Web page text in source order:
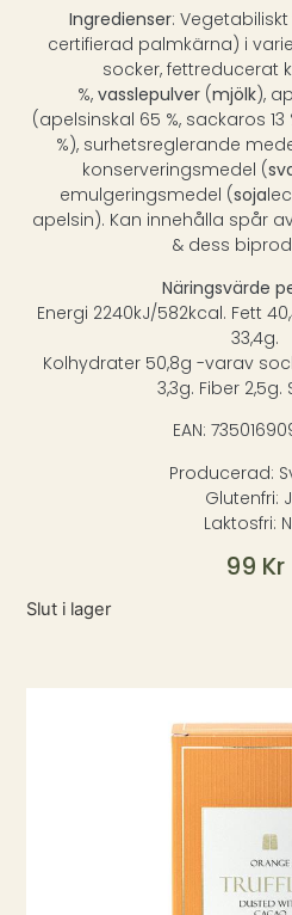
Ingredienser: Vegetabiliskt
certifierad palmkärna) i
socker, fettreducerat
%,vasslepulver (mjölk),
(apelsinskal 65 %, sackaros 13
%), surhetsreglerande
konserveringsmedel (
emulgeringsmedel (soja
apelsin). Kan innehålla spår
& dess
Näringsvärde
Energi 2240kJ/582kcal. Fett
33,4g.
Kolhydrater 50,8g -varav
3,3g. Fiber 2,5g.
EAN:
Producerad:
Glutenfri:
Laktosfri:
99 Kr
Slut i lager